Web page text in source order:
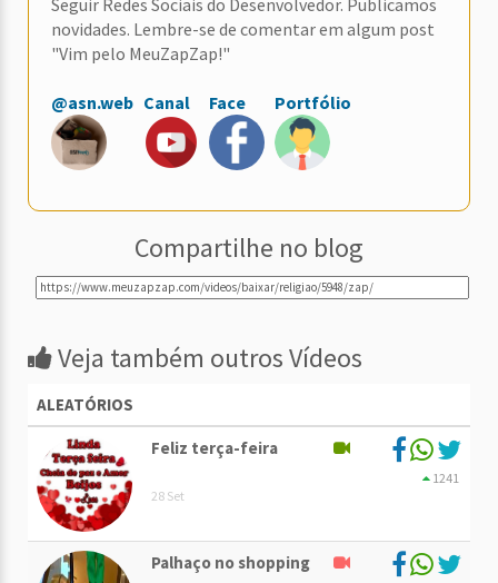
Seguir Redes Sociais do Desenvolvedor. Publicamos
novidades. Lembre-se de comentar em algum post
"Vim pelo MeuZapZap!"
@asn.web Canal Face Portfólio
Compartilhe no blog
Veja também outros Vídeos
ALEATÓRIOS
Feliz terça-feira
28 Set
1241
Palhaço no shopping